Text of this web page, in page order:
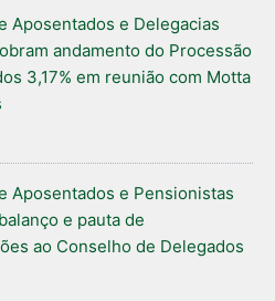
Aposentados e Delegacias
andamento do Processão
3,17% em reunião com Motta
Aposentados e Pensionistas
e pauta de
ao Conselho de Delegados